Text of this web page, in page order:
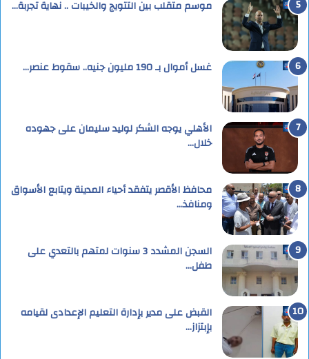
موسم متقلب بين التتويج والخيبات .. نهاية تجربة…
غسل أموال بـ 190 مليون جنيه.. سقوط عنصر…
الأهلي يوجه الشكر لوليد سليمان على جهوده
خلال…
محافظ الأقصر يتفقد أحياء المدينة ويتابع الأسواق
ومنافذ…
السجن المشدد 3 سنوات لمتهم بالتعدي على
طفل…
القبض على مدير بإدارة التعليم الإعدادى لقيامه
بإبتزاز…